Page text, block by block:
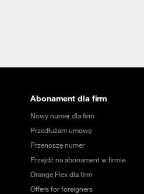
Abonament dla firm
Nowy numer dla firm
Przedłużam umowę
Przenoszę numer
Przejdź na abonament w firmie
Orange Flex dla firm
Offers for foreigners